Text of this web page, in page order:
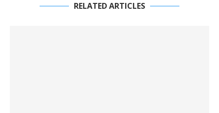
RELATED ARTICLES